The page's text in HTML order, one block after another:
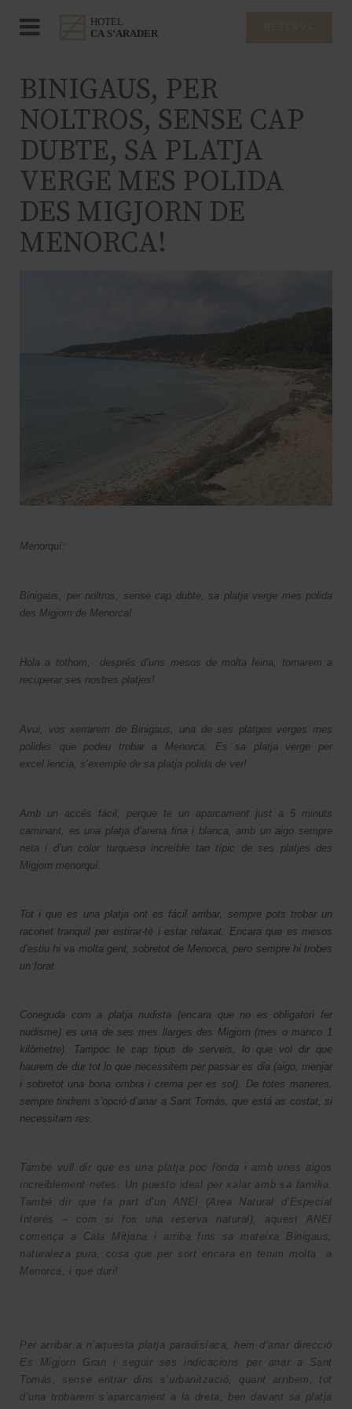
BINIGAUS, PER
NOLTROS, SENSE CAP
DUBTE, SA PLATJA
VERGE MES POLIDA
DES MIGJORN DE
MENORCA!
Menorquí:
Binigaus, per noltros, sense cap dubte, sa platja verge mes polida
des Migjorn de Menorca!
Hola a tothom, després d’uns mesos de molta feina, tornarem a
recuperar ses nostres platjes!
Avui, vos xerrarem de Binigaus, una de ses platges verges mes
polides que podeu trobar a Menorca. Es sa platja verge per
excel.lencia, s’exemple de sa platja polida de ver!
Amb un accés fácil, perque te un aparcament just a 5 minuts
caminant, es una platja d’arena fina i blanca, amb un aigo sempre
neta i d’un color turquesa increíble tan típic de ses platjes des
Migjorn menorquí.
Tot i que es una platja ont es fácil arribar, sempre pots trobar un
raconet tranquil per estirar-tè i estar relaxat. Encara que es mesos
d’estiu hi va molta gent, sobretot de Menorca, pero sempre hi trobes
un forat
Coneguda com a platja nudista (encara que no es obligatori fer
nudisme) es una de ses mes llarges des Migjorn (mes o manco 1
kilòmetre). Tampoc te cap tipus de serveis, lo que vol dir que
haurem de dur tot lo que necessitem per passar es dia (aigo, menjar
i sobretot una bona ombra i crema per es sol). De totes maneres,
sempre tindrem s’opció d’anar a Sant Tomàs, que está as costat, si
necessitam res.
També vull dir que es una platja poc fonda i amb unes aigos
increiblement netes. Un puesto ideal per xalar amb sa familia.
També dir que fa part d’un ANEI (Area Natural d’Especial
Interés – com si fos una reserva natural), aquest ANEI
comença a Cala Mitjana i arriba fins sa mateixa Binigaus,
naturaleza pura, cosa que per sort encara en tenim molta a
Menorca, i que duri!
Per arribar a n’aquesta platja paradisíaca, hem d’anar direcció
Es Migjorn Gran i seguir ses indicacions per anar a Sant
Tomàs, sense entrar dins s’urbanització, quant arribem, tot
d’una trobarem s’aparcament a la dreta, ben davant sa platja